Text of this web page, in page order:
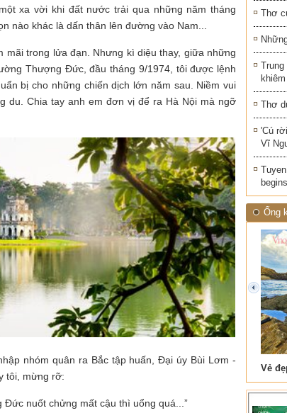
xa vời khi đất nước trải qua những năm tháng
nào khác là dấn thân lên đường vào Nam...
trong lửa đạn. Nhưng kì diệu thay, giữa những
Thượng Đức, đầu tháng 9/1974, tôi được lệnh
bị cho những chiến dịch lớn năm sau. Niềm vui
du. Chia tay anh em đơn vị để ra Hà Nội mà ngỡ
nhóm quân ra Bắc tập huấn, Đại úy Bùi Lơm -
tôi, mừng rỡ:
nuốt chửng mất cậu thì uổng quá...”
Thơ
Thơ
'Cú
Vĩ
Ống
Lẫm liệt Hải Vân quan
prev